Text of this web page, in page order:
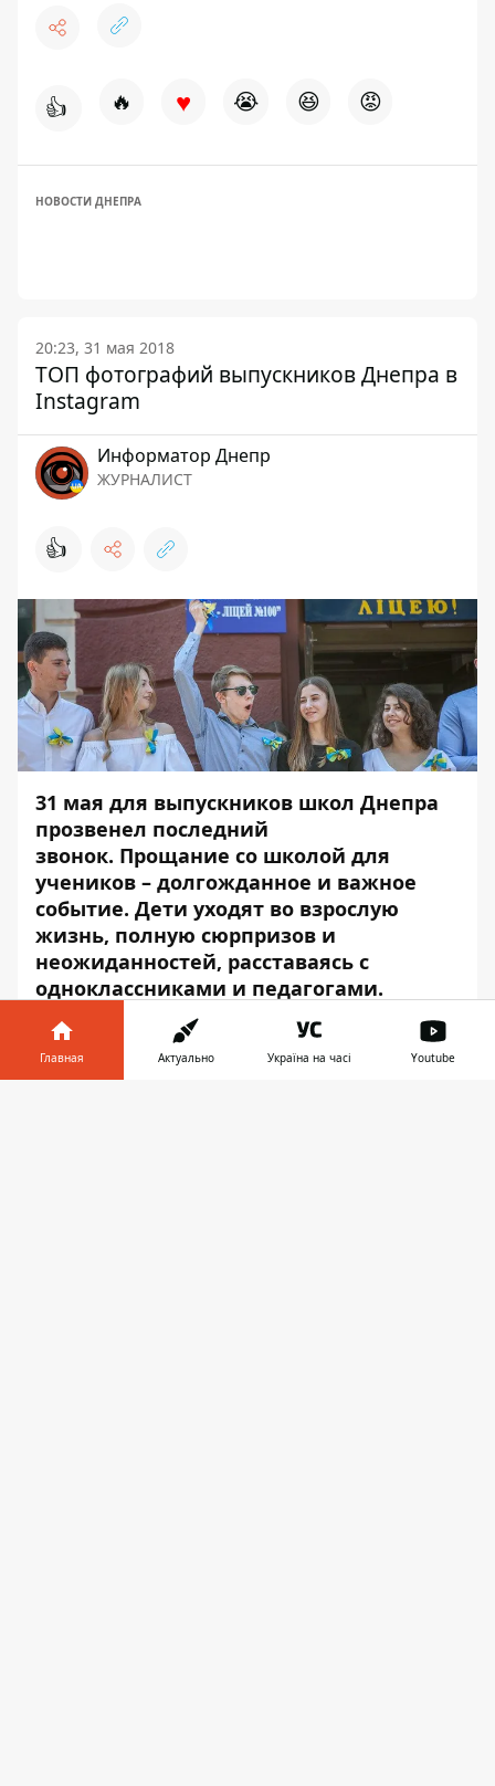
👍 🔥 ♥ 😭 😆 😡
НОВОСТИ ДНЕПРА
20:23, 31 мая 2018
ТОП фотографий выпускников Днепра в
Instagram
Информатор Днепр
ЖУРНАЛИСТ
👍
31 мая для выпускников школ Днепра
прозвенел последний
звонок. Прощание со школой для
учеников – долгожданное и важное
событие. Дети уходят во взрослую
жизнь, полную сюрпризов и
неожиданностей, расставаясь с
одноклассниками и педагогами.
Этот особый долгожданный день навсегда
останется в памяти ребят. Современным
выпускникам больше по душе
Главная Актуально Україна на часі Youtube